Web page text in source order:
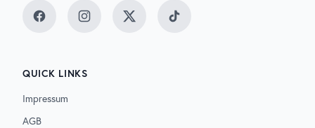
FacebookInstagramTwitter TikTok
QUICK LINKS
Impressum
AGB